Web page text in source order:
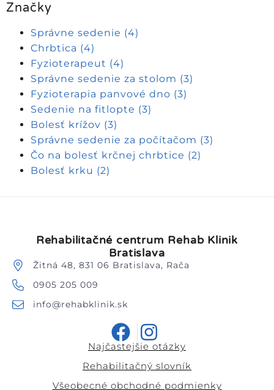
Značky
Správne sedenie (4)
Chrbtica (4)
Fyzioterapeut (4)
Správne sedenie za stolom (3)
Fyzioterapia panvové dno (3)
Sedenie na fitlopte (3)
Bolesť krížov (3)
Správne sedenie za počítačom (3)
Čo na bolesť krčnej chrbtice (2)
Bolesť krku (2)
Rehabilitačné centrum Rehab Klinik
Bratislava
Žitná 48, 831 06 Bratislava, Rača
0905 205 009
info@rehabklinik.sk
Najčastejšie otázky
Rehabilitačný slovník
Všeobecné obchodné podmienky